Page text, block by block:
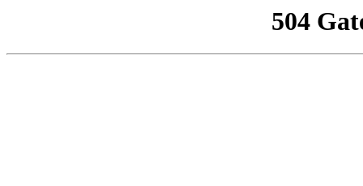
504